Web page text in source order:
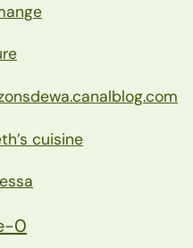
cuisine
0